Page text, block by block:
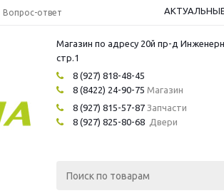
Вопрос-ответ
Магазин по адресу 20й пр-д
стр.1
8 (927) 818-48-45
8 (8422) 24-90-75 Магазин
8 (927) 815-57-87 Запчасти
8 (927) 825-80-68 Двери